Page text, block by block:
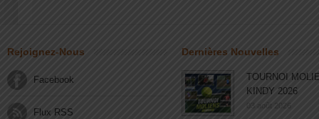
Rejoignez-Nous
Facebook
Flux RSS
Dernières Nouvelles
TOURNOI
KINDY 2026
03 août 2026